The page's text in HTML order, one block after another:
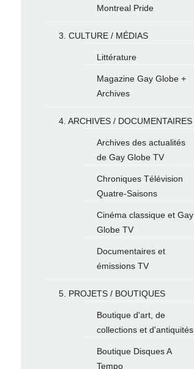
Montreal Pride
3. CULTURE / MÉDIAS
Littérature
Magazine Gay Globe +
Archives
4. ARCHIVES / DOCUMENTAIRES
Archives des actualités
de Gay Globe TV
Chroniques Télévision
Quatre-Saisons
Cinéma classique et Gay
Globe TV
Documentaires et
émissions TV
5. PROJETS / BOUTIQUES
Boutique d'art, de
collections et d'antiquités
Boutique Disques A
Tempo